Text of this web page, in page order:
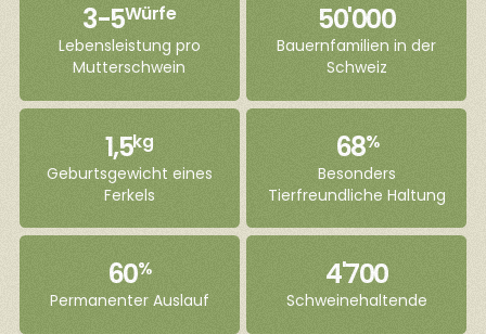
3-5Würfe
Lebensleistung pro
Mutterschwein
50'000
Bauernfamilien in der
Schweiz
1,5kg
Geburtsgewicht eines
Ferkels
68%
Besonders
Tierfreundliche Haltung
60%
Permanenter Auslauf
4'700
Schweinehaltende